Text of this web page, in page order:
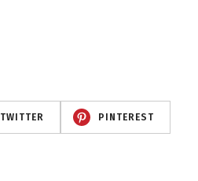
TWITTER PINTEREST